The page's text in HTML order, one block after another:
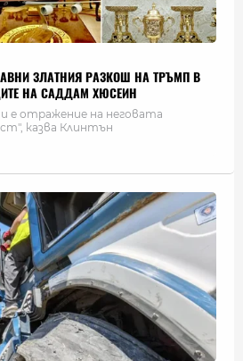
ЗЛАТНИЯ РАЗКОШ НА ТРЪМП В
НА САДДАМ ХЮСЕИН
и е отражение на неговата
казва Клинтън